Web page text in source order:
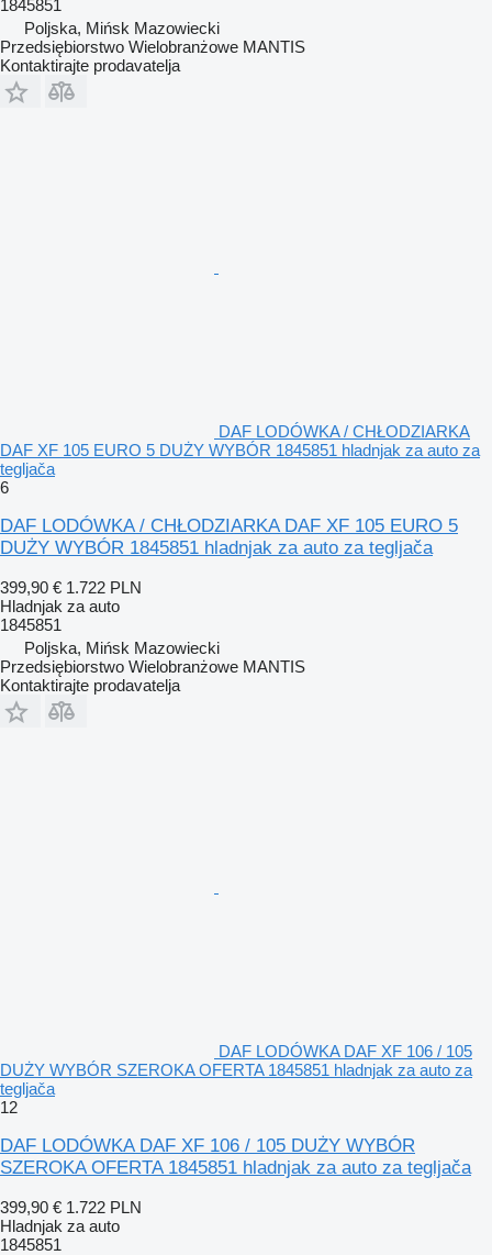
1845851
Poljska, Mińsk Mazowiecki
Przedsiębiorstwo Wielobranżowe MANTIS
Kontaktirajte prodavatelja
DAF LODÓWKA / CHŁODZIARKA
DAF XF 105 EURO 5 DUŻY WYBÓR 1845851 hladnjak za auto za
tegljača
6
DAF LODÓWKA / CHŁODZIARKA DAF XF 105 EURO 5
DUŻY WYBÓR 1845851 hladnjak za auto za tegljača
399,90 € 1.722 PLN
Hladnjak za auto
1845851
Poljska, Mińsk Mazowiecki
Przedsiębiorstwo Wielobranżowe MANTIS
Kontaktirajte prodavatelja
DAF LODÓWKA DAF XF 106 / 105
DUŻY WYBÓR SZEROKA OFERTA 1845851 hladnjak za auto za
tegljača
12
DAF LODÓWKA DAF XF 106 / 105 DUŻY WYBÓR
SZEROKA OFERTA 1845851 hladnjak za auto za tegljača
399,90 € 1.722 PLN
Hladnjak za auto
1845851